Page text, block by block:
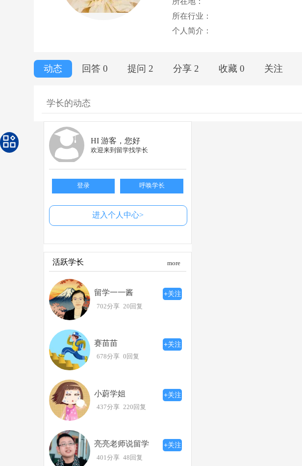
所在行业：
个人简介：
动态 回答 0 提问 2 分享 2 收藏 0 关注
学长的动态
HI 游客，您好
欢迎来到留学找学长
登录 呼唤学长
进入个人中心>
活跃学长 more
留学一一酱 +关注
702分享 20回复
赛苗苗 +关注
678分享 0回复
小蔚学姐 +关注
437分享 220回复
亮亮老师说留学 +关注
401分享 48回复